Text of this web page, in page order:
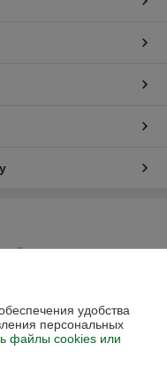
ответственностью
удобства
персональных
файлы cookies или